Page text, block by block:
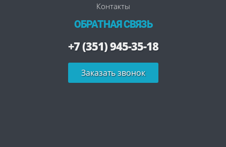
Контакты
ОБРАТНАЯ СВЯЗЬ
+7 (351) 945-35-18
Заказать звонок